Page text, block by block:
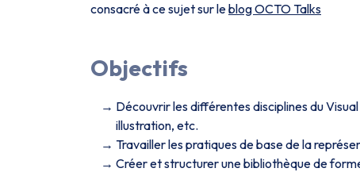
consacré à ce sujet sur leblog OCTO Talks
Objectifs
Découvrir les différentes disciplines du
illustration, etc.
Travailler les pratiques de base de la
Créer et structurer une bibliothèque de